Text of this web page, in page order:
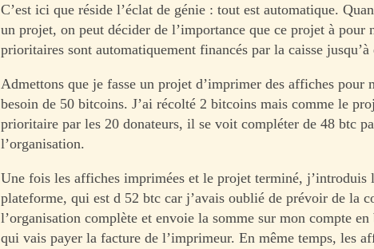
C’est ici que réside l’éclat de génie : tout est automatique.
un projet, on peut décider de l’importance que ce projet à pour
prioritaires sont automatiquement financés par la caisse
Admettons que je fasse un projet d’imprimer des affiches pour
besoin de 50 bitcoins. J’ai récolté 2 bitcoins mais comme le
prioritaire par les 20 donateurs, il se voit compléter de 48 btc
l’organisation.
Une fois les affiches imprimées et le projet terminé, j’introduis
plateforme, qui est d 52 btc car j’avais oublié de prévoir de la
l’organisation complète et envoie la somme sur mon compte en
qui vais payer la facture de l’imprimeur. En même temps, les